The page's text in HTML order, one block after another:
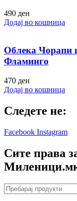
490 ден
Додај во кошница
Облека Чорапи
Фламинго
470 ден
Додај во кошница
Следете не:
Facebook Instagram
Сите права